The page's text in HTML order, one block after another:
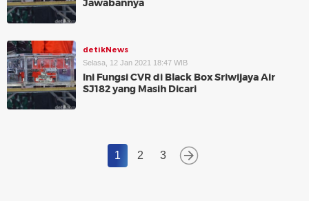
detikNews
Selasa, 12 Jan 2021 18:47 WIB
Ini Fungsi CVR di Black Box Sriwijaya Air
SJ182 yang Masih Dicari
1 2 3